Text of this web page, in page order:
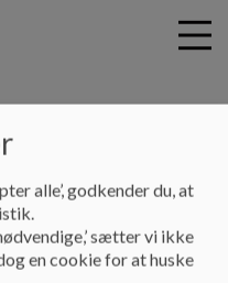
alle’, godkender du, at
sætter vi ikke
en cookie for at huske